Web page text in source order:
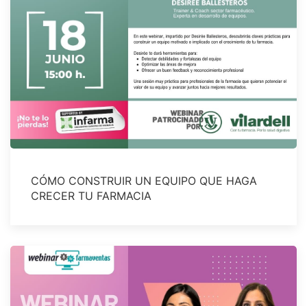
CÓMO CONSTRUIR UN EQUIPO QUE HAGA
CRECER TU FARMACIA